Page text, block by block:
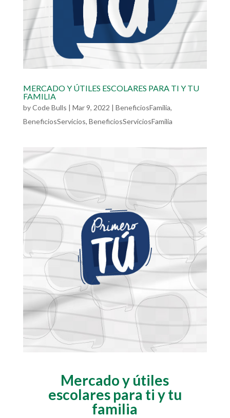
MERCADO Y ÚTILES ESCOLARES PARA TI Y TU
FAMILIA
byCode Bulls | Mar 9, 2022 | BeneficiosFamilia,
BeneficiosServicios, BeneficiosServiciosFamilia
Mercado y útiles
escolares para ti y tu
familia